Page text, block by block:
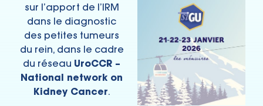
sur l’apport de l’IRM
dans le diagnostic
des petites tumeurs
du rein, dans le cadre
du réseau UroCCR –
National network on
Kidney Cancer.